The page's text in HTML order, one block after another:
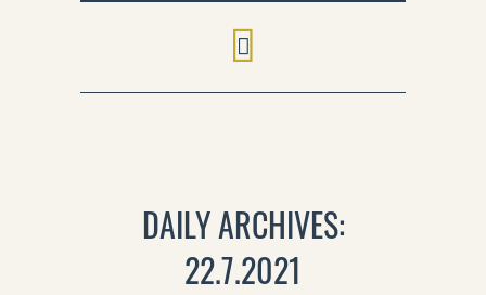
DAILY ARCHIVES:
22.7.2021